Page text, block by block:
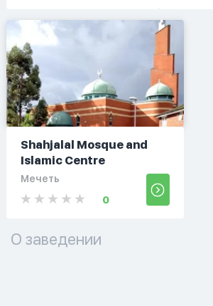
Shahjalal Mosque and
Islamic Centre
Мечеть
0
О заведении